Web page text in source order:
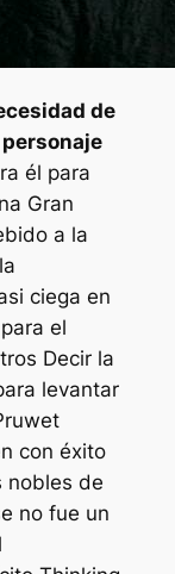
de
él para
Gran
a la
ciega en
el
Decir la
levantar
con éxito
nobles de
no fue un